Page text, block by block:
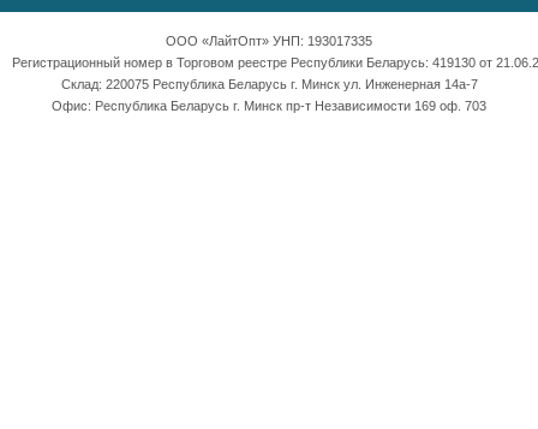
ООО «ЛайтОпт» УНП: 193017335
Регистрационный номер в Торговом реестре Республики Беларусь: 419130 от
Склад: 220075 Республика Беларусь г. Минск ул. Инженерная 14а-7
Офис: Республика Беларусь г. Минск пр-т Независимости 169 оф. 703